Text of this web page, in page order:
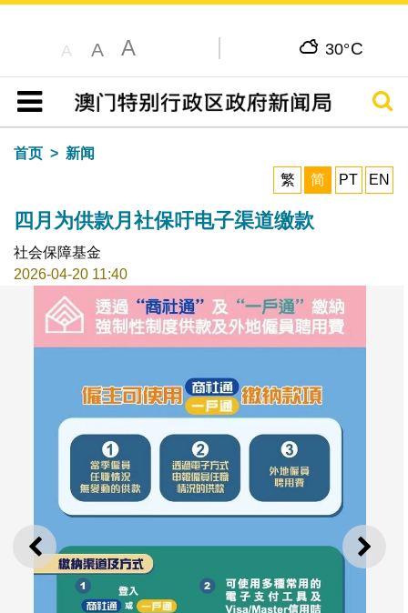
A A A 30°C
目录
搜寻
首页
新闻
繁
简 PT EN
四月为供款月社保吁电子渠道缴款
社会保障基金
2026-04-20 11:40
上一则 下一